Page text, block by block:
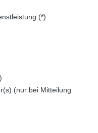
(*)
(nur bei Mitteilung